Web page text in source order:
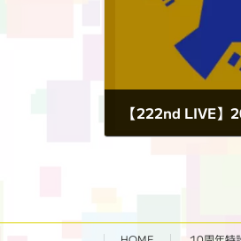
【222nd LIVE